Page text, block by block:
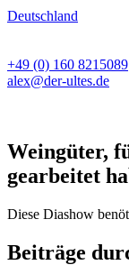
Deutschland
+49 (0) 160 8215089
alex@der-ultes.de
Weingüter,
gearbeitet
Diese Diashow
Beiträge